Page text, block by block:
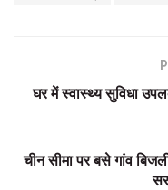
घर में स्वास्थ्य सुविधा
चीन सीमा पर बसे गांव